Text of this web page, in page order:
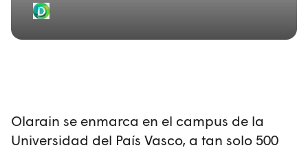
Olarain se enmarca en el campus de la
Universidad del País Vasco, a tan solo 500